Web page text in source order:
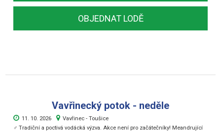
OBJEDNAT LODĚ
Vavřinecký potok - neděle
11. 10. 2026
Vavřinec - Toušice
‍♂️ Tradiční a poctivá vodácká výzva. Akce není pro začátečníky! Meandrující